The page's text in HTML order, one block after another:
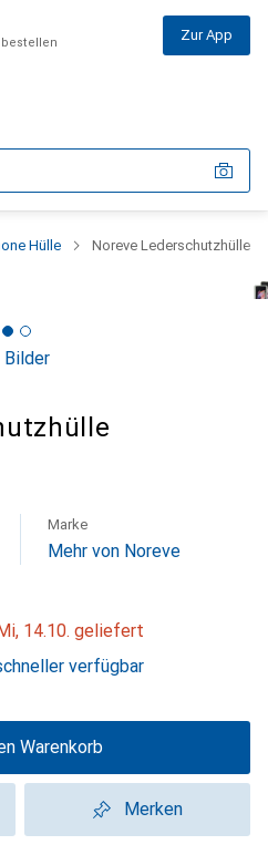
Zur App
Hülle Noreve Lederschutzhülle
Bilder
Marke
Mehr von Noreve
14.10. geliefert
verfügbar
Warenkorb
Merken